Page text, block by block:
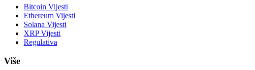
Bitcoin Vijesti
Ethereum Vijesti
Solana Vijesti
XRP Vijesti
Regulativa
Više